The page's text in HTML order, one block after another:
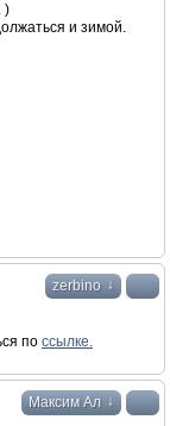
)
и зимой.
zerbino ↓
по ссылке.
Максим Ал ↓